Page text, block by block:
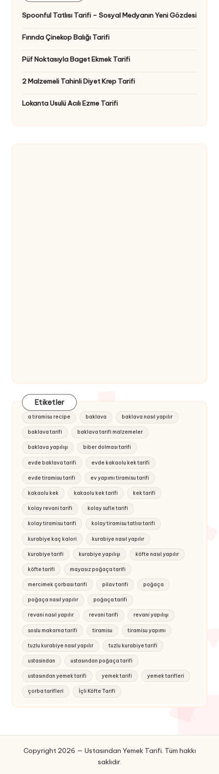
Spoonful Tatlısı Tarifi – Sosyal Medyanın Yeni Gözdesi
Fırında Çinekop Balığı Tarifi
Püf Noktasıyla Baget Ekmek Tarifi
2 Malzemeli Tahinli Diyet Krep Tarifi
Lokanta Usulü Acılı Ezme Tarifi
Etiketler
a tiramisu recipe baklava baklava nasıl yapılır
baklava tarifi baklava tarifi malzemeler
baklava yapılışı biber dolması tarifi
evde baklava tarifi evde kakaolu kek tarifi
evde tiramisu tarifi ev yapımı tiramisu tarifi
kakaolu kek kakaolu kek tarifi kek tarifi
kolay revani tarifi kolay sufle tarifi
kolay tiramisu tarifi kolay tiramisu tatlısı tarifi
kurabiye kaç kalori kurabiye nasıl yapılır
kurabiye tarifi kurabiye yapılışı köfte nasıl yapılır
köfte tarifi mayasız poğaça tarifi
mercimek çorbası tarifi pilav tarifi poğaça
poğaça nasıl yapılır poğaça tarifi
revani nasıl yapılır revani tarifi revani yapılışı
soslu makarna tarifi tiramisu tiramisu yapımı
tuzlu kurabiye nasıl yapılır tuzlu kurabiye tarifi
ustasindan ustasından poğaça tarifi
ustasından yemek tarifi yemek tarifi yemek tarifleri
çorba tarifleri İçli Köfte Tarifi
Copyright 2026 — Ustasından Yemek Tarifi. Tüm hakkı
saklıdır.